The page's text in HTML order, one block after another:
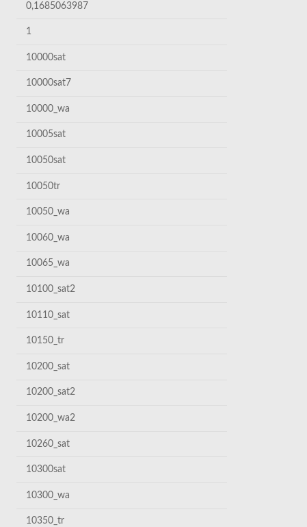
0,1685063987
1
10000sat
10000sat7
10000_wa
10005sat
10050sat
10050tr
10050_wa
10060_wa
10065_wa
10100_sat2
10110_sat
10150_tr
10200_sat
10200_sat2
10200_wa2
10260_sat
10300sat
10300_wa
10350_tr